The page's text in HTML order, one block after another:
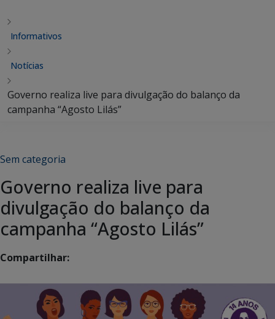
Informativos
Notícias
Governo realiza live para divulgação do balanço da
campanha “Agosto Lilás”
Sem categoria
Governo realiza live para
divulgação do balanço da
campanha “Agosto Lilás”
Compartilhar: